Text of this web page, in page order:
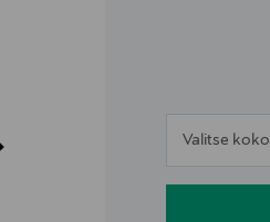
Valitse koko